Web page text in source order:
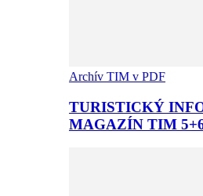
Archív TIM v PDF
TURISTICKÝ
MAGAZÍN TIM